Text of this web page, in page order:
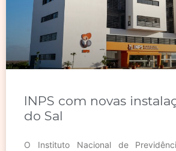
INPS com novas
do Sal
O Instituto Nacional de